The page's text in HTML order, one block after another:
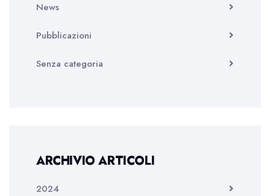
News
Pubblicazioni
Senza categoria
ARCHIVIO ARTICOLI
2024